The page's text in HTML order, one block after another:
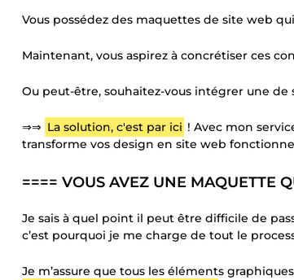
Vous possédez des maquettes de site web
Maintenant, vous aspirez à concrétiser ces
Ou peut-être, souhaitez-vous intégrer une de
⇒⇒ La solution, c'est par ici ! Avec mon
transforme vos design en site web
==== VOUS AVEZ UNE MAQUETTE
Je sais à quel point il peut être difficile de
c’est pourquoi je me charge de tout le
Je m’assure que tous les éléments